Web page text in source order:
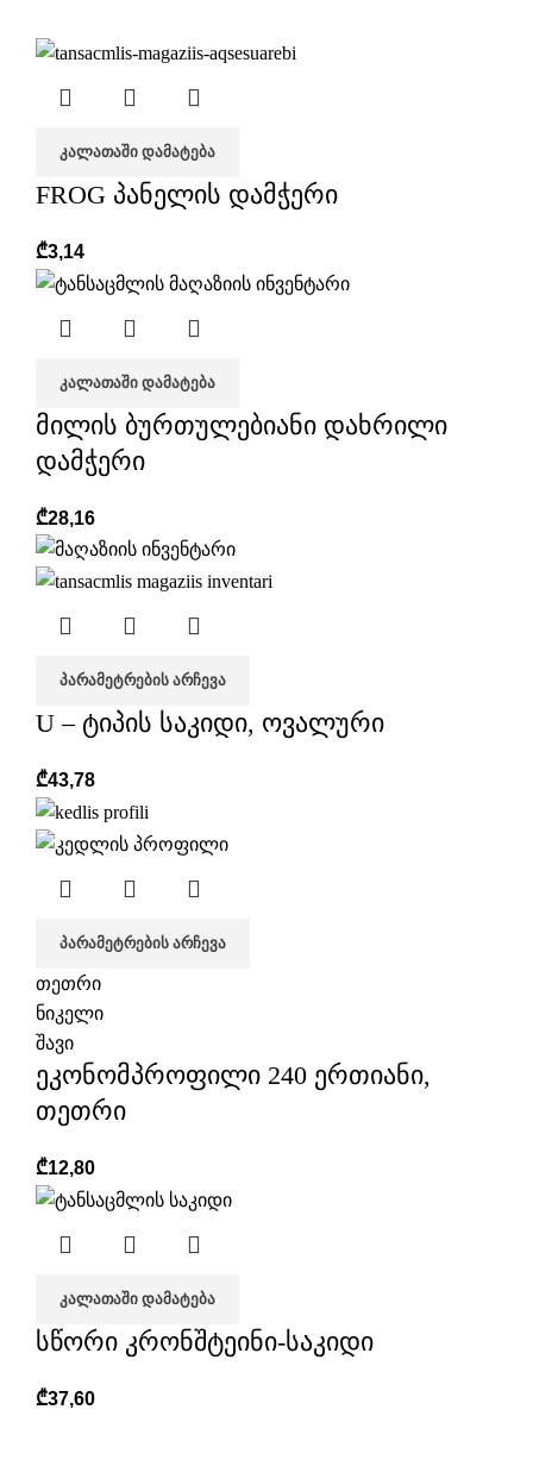
ᲙᲐᲚᲐᲗᲐᲨᲘ ᲓᲐᲛᲐᲢᲔᲑᲐ
FROG პანელის დამჭერი
₾3,14
ᲙᲐᲚᲐᲗᲐᲨᲘ ᲓᲐᲛᲐᲢᲔᲑᲐ
მილის ბურთულებიანი დახრილი
დამჭერი
₾28,16
ᲞᲐᲠᲐᲛᲔᲢᲠᲔᲑᲘᲡ ᲐᲠᲩᲔᲕᲐ
U – ტიპის საკიდი, ოვალური
₾43,78
ᲞᲐᲠᲐᲛᲔᲢᲠᲔᲑᲘᲡ ᲐᲠᲩᲔᲕᲐ
თეთრი
ნიკელი
შავი
ეკონომპროფილი 240 ერთიანი,
თეთრი
₾12,80
ᲙᲐᲚᲐᲗᲐᲨᲘ ᲓᲐᲛᲐᲢᲔᲑᲐ
სწორი კრონშტეინი-საკიდი
₾37,60